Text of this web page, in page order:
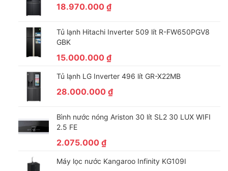
18.970.000 ₫
Tủ lạnh Hitachi Inverter 509 lít R-FW650PGV8
GBK
15.000.000 ₫
Tủ lạnh LG Inverter 496 lít GR-X22MB
28.000.000 ₫
Bình nước nóng Ariston 30 lít SL2 30 LUX WIFI
2.5 FE
2.075.000 ₫
Máy lọc nước Kangaroo Infinity KG109I